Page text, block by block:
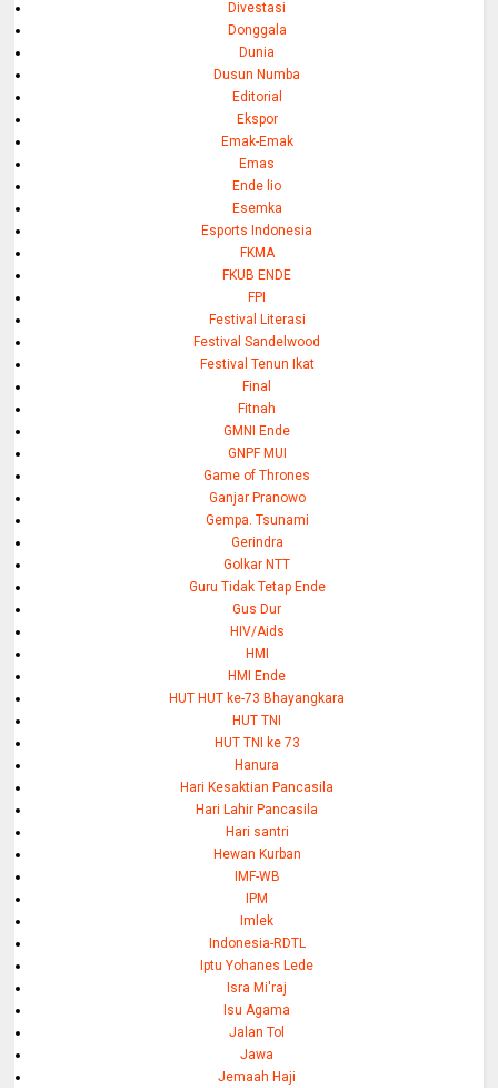
Divestasi
Donggala
Dunia
Dusun Numba
Editorial
Ekspor
Emak-Emak
Emas
Ende lio
Esemka
Esports Indonesia
FKMA
FKUB ENDE
FPI
Festival Literasi
Festival Sandelwood
Festival Tenun Ikat
Final
Fitnah
GMNI Ende
GNPF MUI
Game of Thrones
Ganjar Pranowo
Gempa. Tsunami
Gerindra
Golkar NTT
Guru Tidak Tetap Ende
Gus Dur
HIV/Aids
HMI
HMI Ende
HUT HUT ke-73 Bhayangkara
HUT TNI
HUT TNI ke 73
Hanura
Hari Kesaktian Pancasila
Hari Lahir Pancasila
Hari santri
Hewan Kurban
IMF-WB
IPM
Imlek
Indonesia-RDTL
Iptu Yohanes Lede
Isra Mi'raj
Isu Agama
Jalan Tol
Jawa
Jemaah Haji